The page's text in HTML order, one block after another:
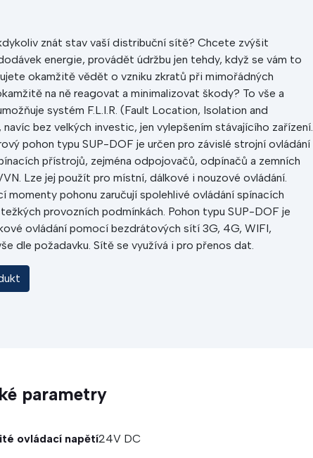
znát stav vaší distribuční sítě? Chcete zvýšit
energie, provádět údržbu jen tehdy, když se vám to
okamžitě vědět o vzniku zkratů při mimořádných
na ně reagovat a minimalizovat škody? To vše a
systém F.L.I.R. (Fault Location, Isolation and
bez velkých investic, jen vylepšením stávajícího zařízení.
pohon typu SUP-DOF je určen pro závislé strojní ovládání
přístrojů, zejména odpojovačů, odpínačů a zemních
Lze jej použít pro místní, dálkové i nouzové ovládání.
momenty pohonu zaručují spolehlivé ovládání spínacích
provozních podmínkách. Pohon typu SUP-DOF je
ovládání pomocí bezdrátových sítí 3G, 4G, WIFI,
dle požadavku. Sítě se využívá i pro přenos dat.
parametry
ovládací napětí24V DC